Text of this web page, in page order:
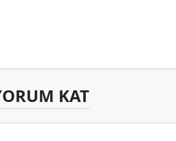
KAT